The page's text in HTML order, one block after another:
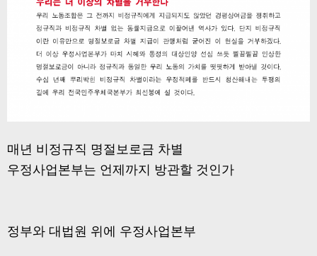
매년 비정규직 명절보로금 차별
우정사업본부는 언제까지 방관할 것인가
정부와 대법원 위에 우정사업본부